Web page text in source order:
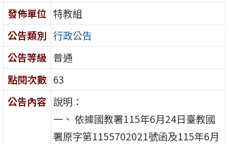
發佈單位 特教組
公告類別 行政公告
公告等級 普通
點閱次數 63
公告內容 說明：
一、 依據國教署115年6月24日臺教國
署原字第1155702021號函及115年6月